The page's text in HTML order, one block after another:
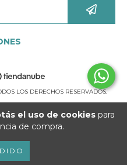
el uso de cookiespara
de compra.
LOS DERECHOS RESERVADOS.